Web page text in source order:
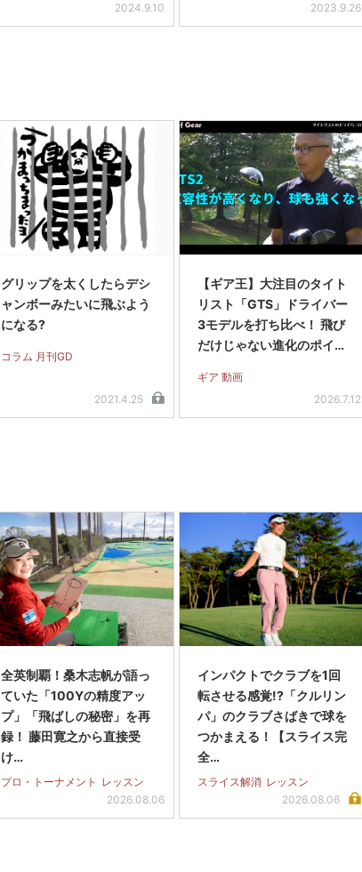
2024.9.10
2023.9.26
グリップを太くしたらデシ
ャンボーみたいに飛ぶよう
になる?
コラム 月刊GD
2021.4.25
【ギア王】大注目のタイト
リスト「GTS」ドライバー
3モデルを打ち比べ！ 飛び
だけじゃない進化のポイン
ギア 動画
2026.7.12
全英制覇！桑木志帆が語っ
ていた「100Yの精度アッ
プ」「飛ばしの秘密」を再
録！ 藤田寛之から直接受
け…
プロ・トーナメント レッスン
2026.08.06
インパクトでクラブを1回
転させる感覚!?「クルリン
パ」のクラブさばきで球を
つかまえる！【スライス完
全…
スライス解消 レッスン
2026.08.06